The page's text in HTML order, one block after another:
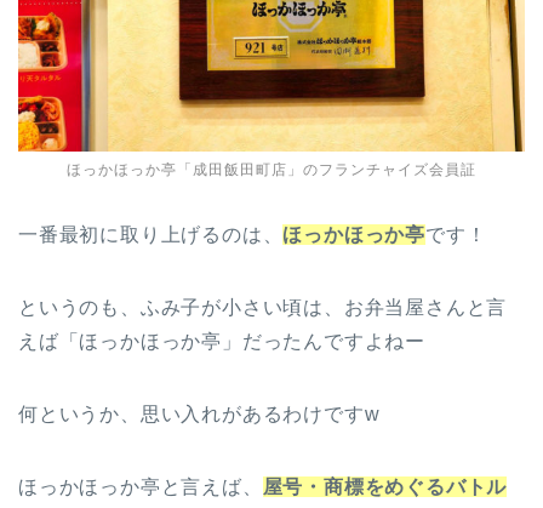
ほっかほっか亭「成田飯田町店」のフランチャイズ会員証
一番最初に取り上げるのは、 ほっかほっか亭です！
というのも、ふみ子が小さい頃は、お弁当屋さんと言
えば「ほっかほっか亭」だったんですよねー
何というか、思い入れがあるわけですw
ほっかほっか亭と言えば、 屋号・商標をめぐるバトル